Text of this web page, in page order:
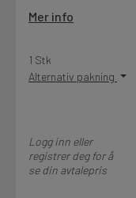
Siste nytt
Mer info
1 Stk
Alternativ pakning
Logg inn eller
registrer deg for å
se din avtalepris